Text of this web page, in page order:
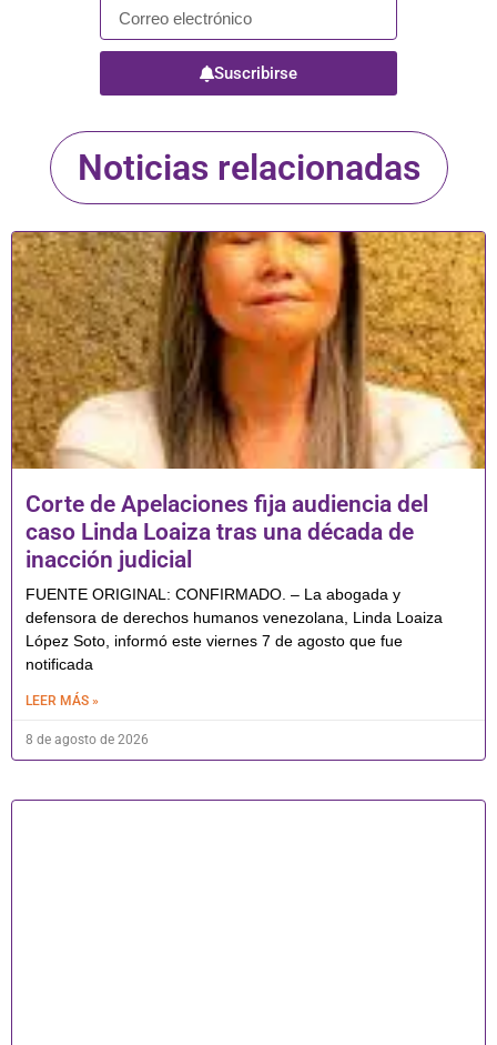
Suscribirse
Noticias relacionadas
Corte de Apelaciones fija audiencia del
caso Linda Loaiza tras una década de
inacción judicial
FUENTE ORIGINAL: CONFIRMADO. – La abogada y
defensora de derechos humanos venezolana, Linda Loaiza
López Soto, informó este viernes 7 de agosto que fue
notificada
LEER MÁS »
8 de agosto de 2026